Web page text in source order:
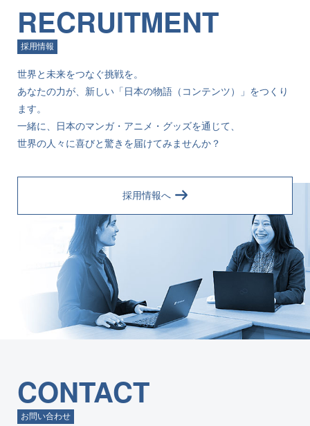
RECRUITMENT
採用情報
世界と未来をつなぐ挑戦を。
あなたの力が、新しい「日本の物語（コンテンツ）」をつくり
ます。
一緒に、日本のマンガ・アニメ・グッズを通じて、
世界の人々に喜びと驚きを届けてみませんか？
採用情報へ
CONTACT
お問い合わせ